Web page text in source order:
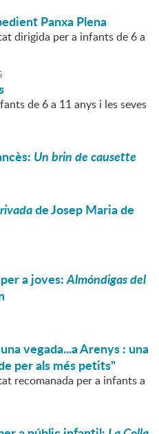
Panxa Plena
dirigida per a infants de 6 a
de 6 a 11 anys i les seves
Un brin de causette
de Josep Maria de
a joves:Almóndigas del
vegada...a Arenys : una
per als més petits"
recomanada per a infants a